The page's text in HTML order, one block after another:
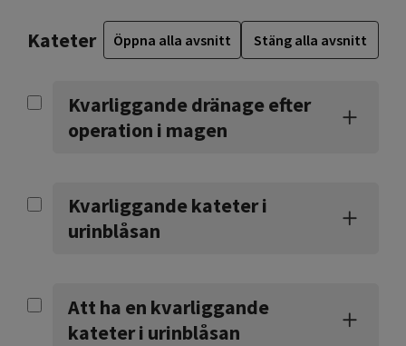
Kateter Öppna alla avsnitt Stäng alla avsnitt
Kvarliggande dränage efter
operation i magen
Kvarliggande kateter i
urinblåsan
Att ha en kvarliggande
kateter i urinblåsan